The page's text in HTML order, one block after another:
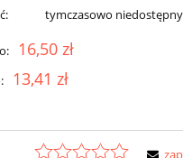
tymczasowo niedostępny
16,50 zł
13,41 zł